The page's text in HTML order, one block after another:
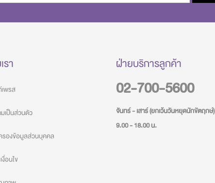
รา
พรส
เป็นส่วนตัว
รองข้อมูลส่วนบุคคล
อนไข
ฝ่ายบริการลูกค้า
02-700-5600
จันทร์ - เสาร์ (ยกเว้นวันหยุดนักขัตฤกษ์)
9.00 - 18.00 น.